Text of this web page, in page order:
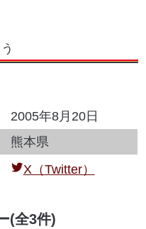
2005年8月20日
熊本県
X（Twitter）
(全3件)